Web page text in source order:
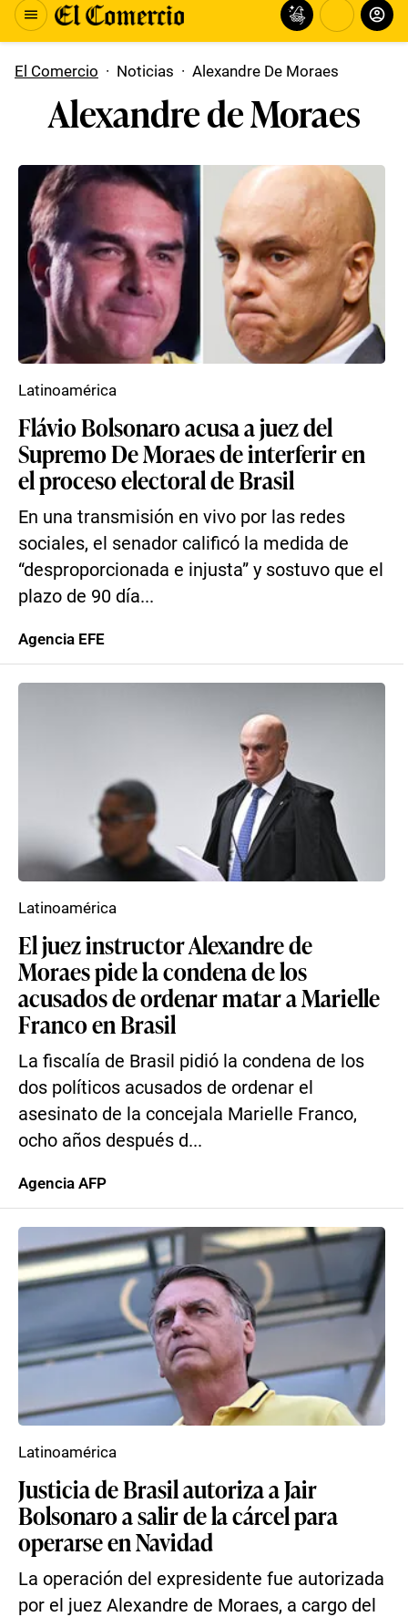
El Comercio · Noticias · Alexandre De Moraes
Alexandre de Moraes
Flávio Bolsonaro acusa a juez del
Supremo De Moraes de interferir en
el proceso electoral de Brasil
En una transmisión en vivo por las redes
sociales, el senador calificó la medida de
“desproporcionada e injusta” y sostuvo que el
plazo de 90 día...
Latinoamérica
Agencia EFE
El juez instructor Alexandre de
Moraes pide la condena de los
acusados de ordenar matar a Marielle
Franco en Brasil
La fiscalía de Brasil pidió la condena de los
dos políticos acusados de ordenar el
asesinato de la concejala Marielle Franco,
ocho años después d...
Latinoamérica
Agencia AFP
Justicia de Brasil autoriza a Jair
Bolsonaro a salir de la cárcel para
operarse en Navidad
La operación del expresidente fue autorizada
por el juez Alexandre de Moraes, a cargo del
Latinoamérica